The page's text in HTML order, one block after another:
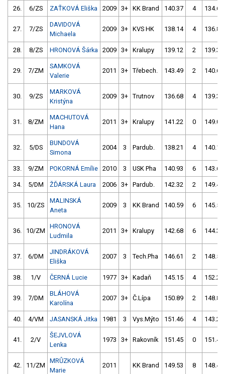
26. 6/ZS ZAŤKOVÁ Eliška 2009 3+ KK Brand 140.37 4 134.64
27. 7/ZS
DAVIDOVÁ
Michaela
2009 3+ KVS HK 138.14 4 136.80
28. 8/ZS HRONOVÁ Šárka 2009 3+ Kralupy 139.12 2 139.33
29. 7/ZM
SAMKOVÁ
Valerie
2011 3+ Třebech. 143.49 2 140.61
30. 9/ZS
MARKOVÁ
Kristýna
2009 3+ Trutnov 136.68 4 139.37
31. 8/ZM
MACHUTOVÁ
Hana
2011 3+ Kralupy 141.22 0 149.06
32. 5/DS
BUNDOVÁ
Simona
2004 3 Pardub. 138.21 4 140.13
33. 9/ZM POKORNÁ Emílie 2010 3 USK Pha 140.93 6 143.64
34. 5/DM ŽĎÁRSKÁ Laura 2006 3+ Pardub. 142.32 2 149.47
35. 10/ZS
MALINSKÁ
Aneta
2009 3 KK Brand 140.59 6 145.55
36. 10/ZM
HRONOVÁ
Ludmila
2011 3+ Kralupy 142.68 6 144.30
37. 6/DM
JINDRÁKOVÁ
Eliška
2007 3 Tech.Pha 146.61 2 148.54
38. 1/V ČERNÁ Lucie 1977 3+ Kadaň 145.15 4 152.29
39. 7/DM
BLÁHOVÁ
Karolína
2007 3+ Č.Lípa 150.89 2 148.89
40. 4/VM JASANSKÁ Jitka 1981 3 Vys.Mýto 151.46 4 143.28
41. 2/V
ŠEJVLOVÁ
Lenka
1973 3+ Rakovník 151.45 0 151.42
42. 11/ZM
MRŮZKOVÁ
Marie
2011 KK Brand 149.53 8 148.49